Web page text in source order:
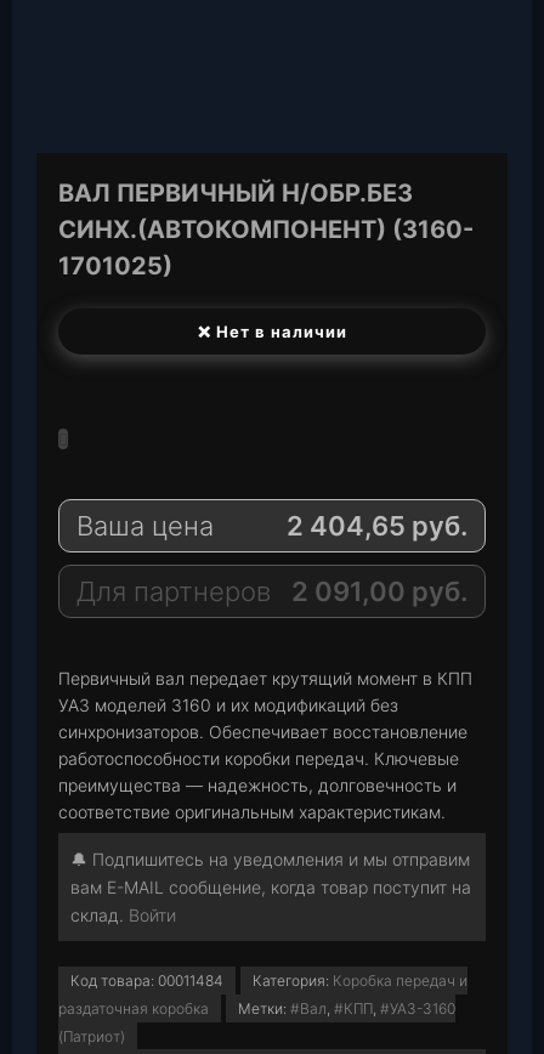
ВАЛ ПЕРВИЧНЫЙ Н/ОБР.БЕЗ
СИНХ.(АВТОКОМПОНЕНТ) (3160-
1701025)
❌ Нет в наличии
g
a
m
A
p
p
M
i
Ваша цена 2 404,65 руб.
Для партнеров 2 091,00 руб.
Первичный вал передает крутящий момент в КПП
УАЗ моделей 3160 и их модификаций без
синхронизаторов. Обеспечивает восстановление
работоспособности коробки передач. Ключевые
преимущества — надежность, долговечность и
соответствие оригинальным характеристикам.
🔔 Подпишитесь на уведомления и мы отправим
вам E-MAIL сообщение, когда товар поступит на
склад. Войти
Код товара: 00011484 Категория: Коробка передач и
раздаточная коробка
Метки: #Вал #КПП #УАЗ-3160
(Патриот)